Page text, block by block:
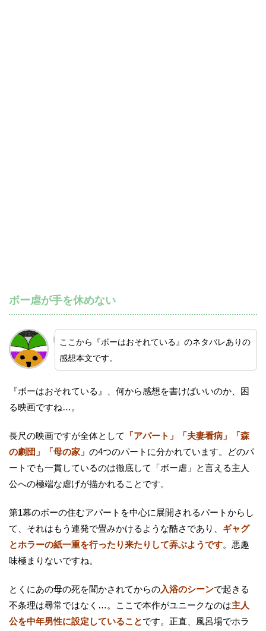
ボー虐が手を休めない
ここから『ボーはおそれている』のネタバレありの
感想本文です。
『ボーはおそれている』、何から感想を書けばいいのか、困
る映画ですね…。
長尺の映画ですが全体として
「アパート」「夫妻看病」「森
の劇団」「母の家」 の4つのパートに分かれています。どのパ
ートでも一貫しているのは徹底して「ボー虐」と言える主人
公への極端な虐げが描かれることです。
第1幕のボーの住むアパートを中心に展開されるパートからし
て、それはもう連発で畳みかけるような酷さであり、 ギャグ
とホラーの紙一重を行ったり来たりして弄ぶようです。悪趣
味極まりないですね。
とくにあの母の死を聞かされてからの入浴のシーンで起きる
不条理は尋常ではなく…。ここで本作がユニークなのは主人
公を中年男性に設定していることです。正直、風呂場でホラ